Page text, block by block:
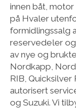
innen båt,
på Hvaler
formidlingssalg
reservedeler
av nye og
Nordkapp,
RIB, Quicksilver
autorisert
og Suzuki. Vi